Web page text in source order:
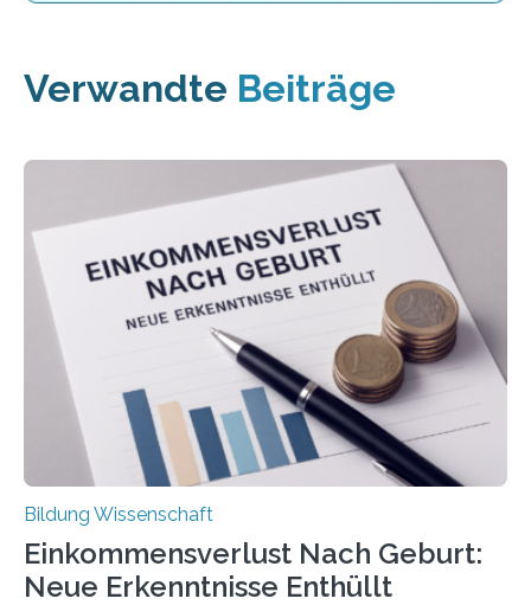
Verwandte Beiträge
Bildung Wissenschaft
Einkommensverlust Nach Geburt:
Neue Erkenntnisse Enthüllt